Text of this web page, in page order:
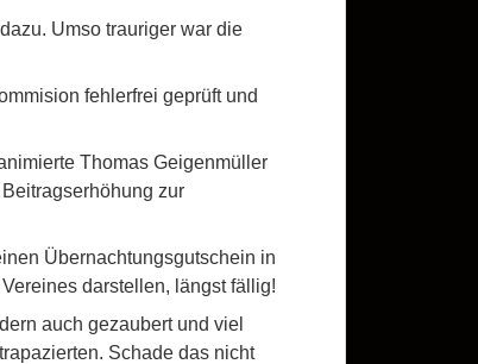
Umso trauriger war die
fehlerfrei geprüft und
Thomas Geigenmüller
zur
Übernachtungsgutschein in
darstellen, längst fällig!
auch gezaubert und viel
Schade das nicht